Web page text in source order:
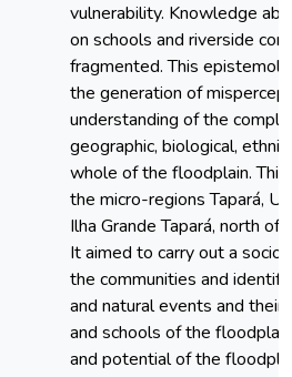
vulnerability. Knowledge
on schools and riverside
fragmented. This
the generation of
understanding of the
geographic, biological,
whole of the floodplain.
the micro-regions Tapará,
Ilha Grande Tapará, north
It aimed to carry out a
the communities and
and natural events and
and schools of the
and potential of the